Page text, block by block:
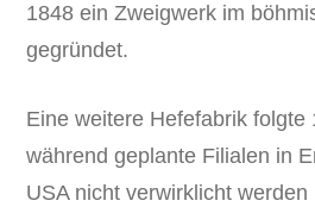
1848 ein Zweigwerk im
gegründet.
Eine weitere Hefefabrik folgte
während geplante Filialen in
USA nicht verwirklicht werden